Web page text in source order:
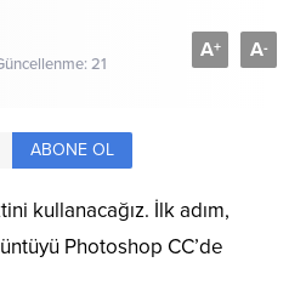
21
A+ A-
ABONE OL
kullanacağız. İlk adım,
Photoshop CC’de